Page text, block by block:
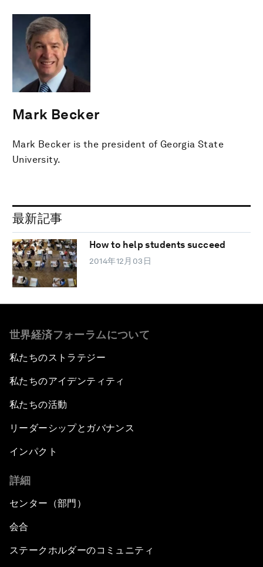
Mark Becker
Mark Becker is the president of Georgia State
University.
最新記事
How to help students succeed
2014年12月03日
世界経済フォーラムについて
私たちのストラテジー
私たちのアイデンティティ
私たちの活動
リーダーシップとガバナンス
インパクト
詳細
センター（部門）
会合
ステークホルダーのコミュニティ